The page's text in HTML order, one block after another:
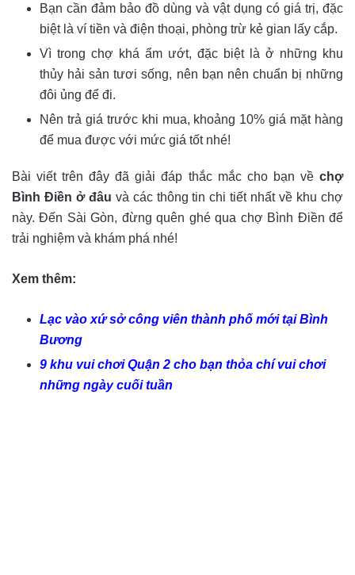
Bạn cần đảm bảo đồ dùng và vật dụng có giá trị, đặc
biệt là ví tiền và điện thoại, phòng trừ kẻ gian lấy cắp.
Vì trong chợ khá ẩm ướt, đặc biệt là ở những khu
thủy hải sản tươi sống, nên bạn nên chuẩn bị những
đôi ủng để đi.
Nên trả giá trước khi mua, khoảng 10% giá mặt hàng
để mua được với mức giá tốt nhé!
Bài viết trên đây đã giải đáp thắc mắc cho bạn về chợ
Bình Điền ở đâu và các thông tin chi tiết nhất về khu chợ
này. Đến Sài Gòn, đừng quên ghé qua chợ Bình Điền để
trải nghiệm và khám phá nhé!
Xem thêm:
Lạc vào xứ sở công viên thành phố mới tại Bình
Bương
9 khu vui chơi Quận 2 cho bạn thỏa chí vui chơi
những ngày cuối tuần